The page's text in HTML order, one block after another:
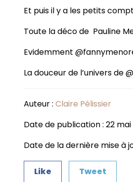
Et puis il y a les petits
Toute la déco de Pauline
Evidemment
La douceur de l’univers de
Auteur : Claire Pélissier
Date de publication : 22 mai
Date de la dernière mise à
Like Tweet